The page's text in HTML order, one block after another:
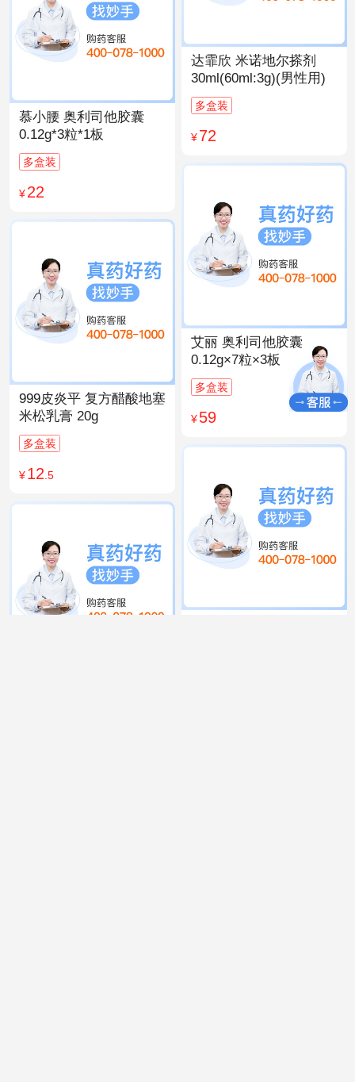
达霏欣 米诺地尔搽剂
30ml(60ml:3g)(男性用)
多盒装
¥72
慕小腰 奥利司他胶囊
0.12g*3粒*1板
多盒装
¥22
艾丽 奥利司他胶囊
0.12g×7粒×3板
多盒装
¥59
999皮炎平 复方醋酸地塞
米松乳膏 20g
多盒装
¥12 .5